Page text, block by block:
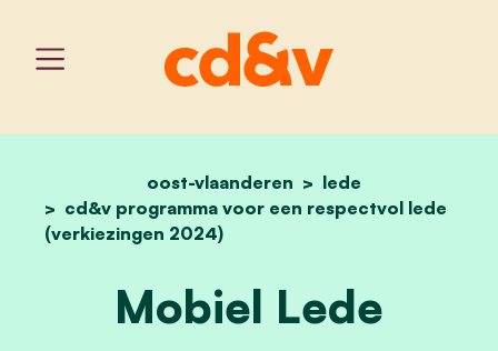
home
oost-vlaanderen
lede
cd&v programma voor een respectvol lede
(verkiezingen 2024)
mobiel lede
Mobiel Lede